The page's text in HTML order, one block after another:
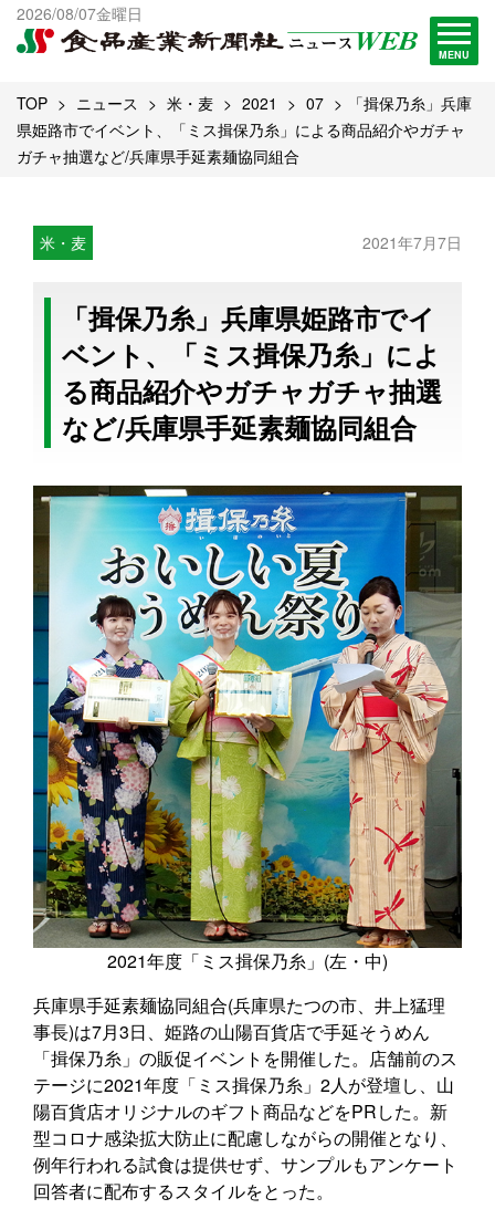
2026/08/07金曜日
MENU
出版物一覧へ
試読・購読申し込み
TOP ニュース 米・麦 2021 07
「揖保乃糸」兵庫
県姫路市でイベント、「ミス揖保乃糸」による商品紹介やガチャ
ガチャ抽選など/兵庫県手延素麺協同組合
米・麦 2021年7月7日
「揖保乃糸」兵庫県姫路市でイ
ベント、「ミス揖保乃糸」によ
る商品紹介やガチャガチャ抽選
など/兵庫県手延素麺協同組合
2021年度「ミス揖保乃糸」(左・中)
兵庫県手延素麺協同組合(兵庫県たつの市、井上猛理
事長)は7月3日、姫路の山陽百貨店で手延そうめん
「揖保乃糸」の販促イベントを開催した。店舗前のス
テージに2021年度「ミス揖保乃糸」2人が登壇し、山
陽百貨店オリジナルのギフト商品などをPRした。新
型コロナ感染拡大防止に配慮しながらの開催となり、
例年行われる試食は提供せず、サンプルもアンケート
回答者に配布するスタイルをとった。